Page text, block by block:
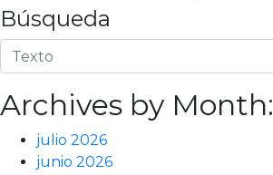
Búsqueda
Archives by Month:
julio 2026
junio 2026